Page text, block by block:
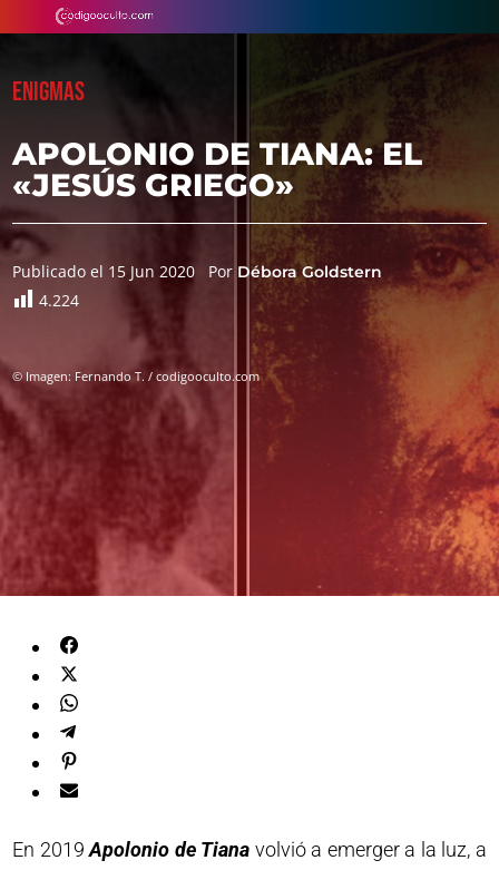
ENIGMAS
APOLONIO DE TIANA: EL
«JESÚS GRIEGO»
Publicado el 15 Jun 2020 Por Débora Goldstern
4.224
© Imagen: Fernando T. / codigooculto.com
En 2019Apolonio de Tiana volvió a emerger a la luz, a